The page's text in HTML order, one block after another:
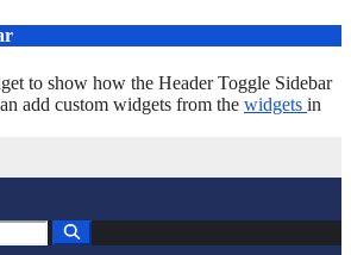
to show how the Header Toggle Sidebar
add custom widgets from the widgets in